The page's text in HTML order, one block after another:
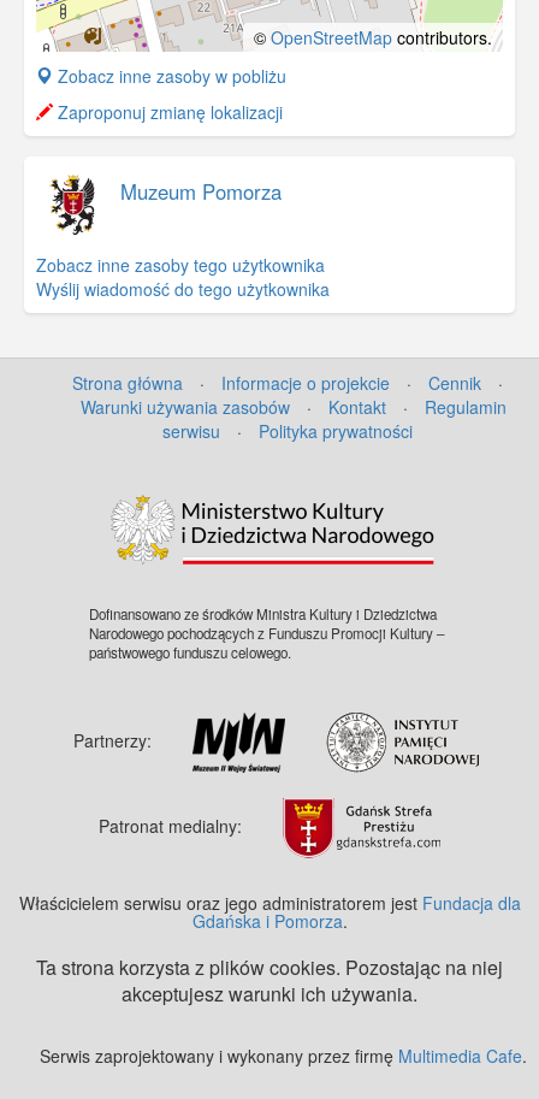
© OpenStreetMap contributors.
+
−
Zobacz inne zasoby w pobliżu
Zaproponuj zmianę lokalizacji
Muzeum Pomorza
Zobacz inne zasoby tego użytkownika
Wyślij wiadomość do tego użytkownika
Strona główna · Informacje o projekcie · Cennik
·
Warunki używania zasobów
· Kontakt ·
Regulamin
serwisu
· Polityka prywatności
Dofinansowano ze środków Ministra Kultury i Dziedzictwa
Narodowego pochodzących z Funduszu Promocji Kultury –
państwowego funduszu celowego.
Partnerzy:
Patronat medialny:
Właścicielem serwisu oraz jego administratorem jest Fundacja dla
Gdańska i Pomorza.
Ta strona korzysta z plików cookies. Pozostając na niej
akceptujesz warunki ich używania.
Serwis zaprojektowany i wykonany przez firmę Multimedia Cafe.